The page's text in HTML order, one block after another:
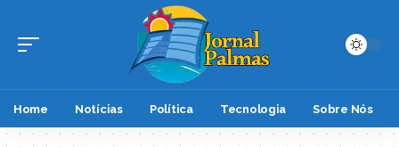
Home Notícias Política Tecnologia Sobre Nós